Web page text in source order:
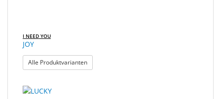
I NEED YOU
JOY
Alle Produktvarianten: JOY